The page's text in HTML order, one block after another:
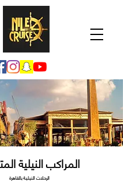
المراكب النيلية
الرحلات النيلية بالقاهرة